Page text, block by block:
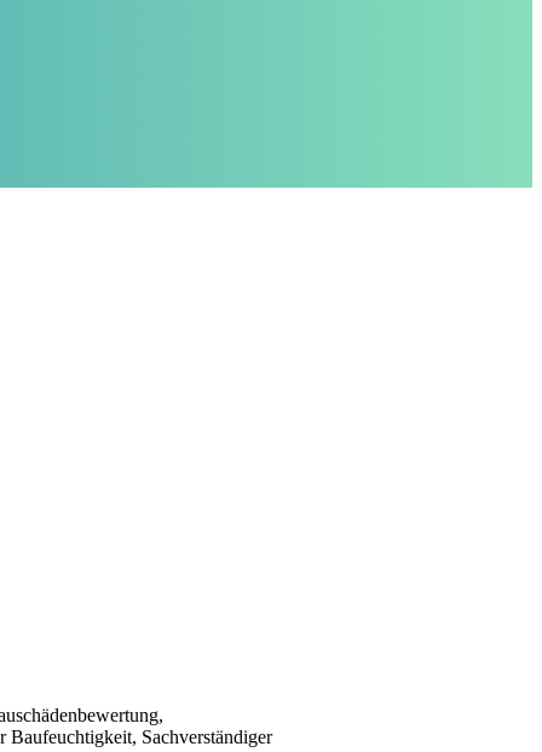
Baufeuchtigkeit, Sachverständiger